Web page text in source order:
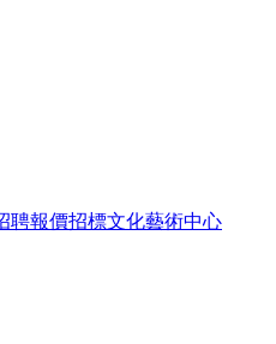
聘報價招標文化藝術中心